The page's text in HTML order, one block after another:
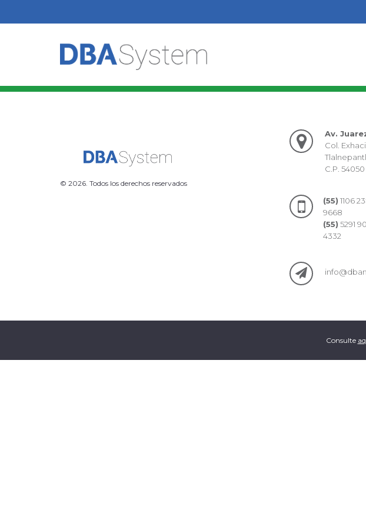
© 2026. Todos los derechos reservados
Av.
Col.
C.P. 54050
(55) 1106
9668
(55) 5291
4332
Consulte